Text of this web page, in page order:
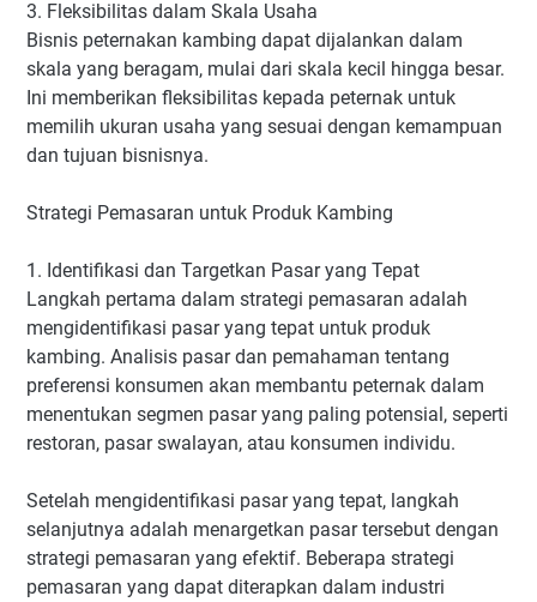
3. Fleksibilitas dalam Skala Usaha
Bisnis peternakan kambing dapat dijalankan dalam
skala yang beragam, mulai dari skala kecil hingga besar.
Ini memberikan fleksibilitas kepada peternak untuk
memilih ukuran usaha yang sesuai dengan kemampuan
dan tujuan bisnisnya.
Strategi Pemasaran untuk Produk Kambing
1. Identifikasi dan Targetkan Pasar yang Tepat
Langkah pertama dalam strategi pemasaran adalah
mengidentifikasi pasar yang tepat untuk produk
kambing. Analisis pasar dan pemahaman tentang
preferensi konsumen akan membantu peternak dalam
menentukan segmen pasar yang paling potensial, seperti
restoran, pasar swalayan, atau konsumen individu.
Setelah mengidentifikasi pasar yang tepat, langkah
selanjutnya adalah menargetkan pasar tersebut dengan
strategi pemasaran yang efektif. Beberapa strategi
pemasaran yang dapat diterapkan dalam industri